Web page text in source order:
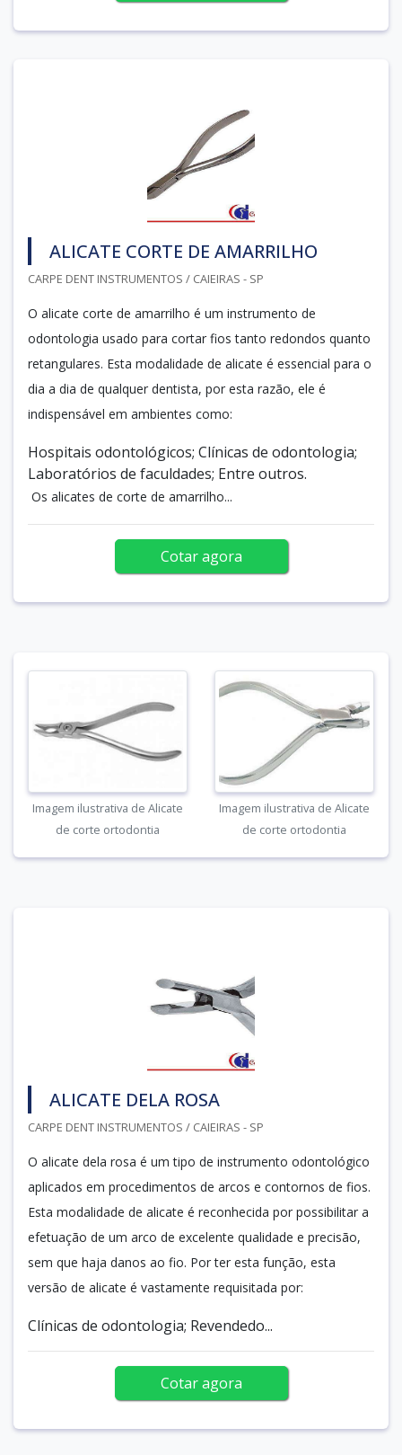
ALICATE CORTE DE AMARRILHO
CARPE DENT INSTRUMENTOS / CAIEIRAS - SP
O alicate corte de amarrilho é um instrumento de
odontologia usado para cortar fios tanto redondos quanto
retangulares. Esta modalidade de alicate é essencial para o
dia a dia de qualquer dentista, por esta razão, ele é
indispensável em ambientes como:
Hospitais odontológicos; Clínicas de odontologia;
Laboratórios de faculdades; Entre outros.
Os alicates de corte de amarrilho...
Cotar agora
Imagem ilustrativa de Alicate
de corte ortodontia
Imagem ilustrativa de Alicate
de corte ortodontia
ALICATE DELA ROSA
CARPE DENT INSTRUMENTOS / CAIEIRAS - SP
O alicate dela rosa é um tipo de instrumento odontológico
aplicados em procedimentos de arcos e contornos de fios.
Esta modalidade de alicate é reconhecida por possibilitar a
efetuação de um arco de excelente qualidade e precisão,
sem que haja danos ao fio. Por ter esta função, esta
versão de alicate é vastamente requisitada por:
Clínicas de odontologia; Revendedo...
Cotar agora